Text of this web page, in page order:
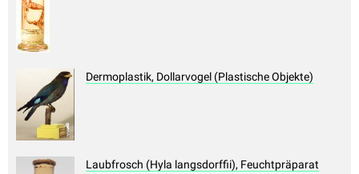
Dermoplastik, Dollarvogel (Plastische Objekte)
Laubfrosch (Hyla langsdorffii), Feuchtpräparat